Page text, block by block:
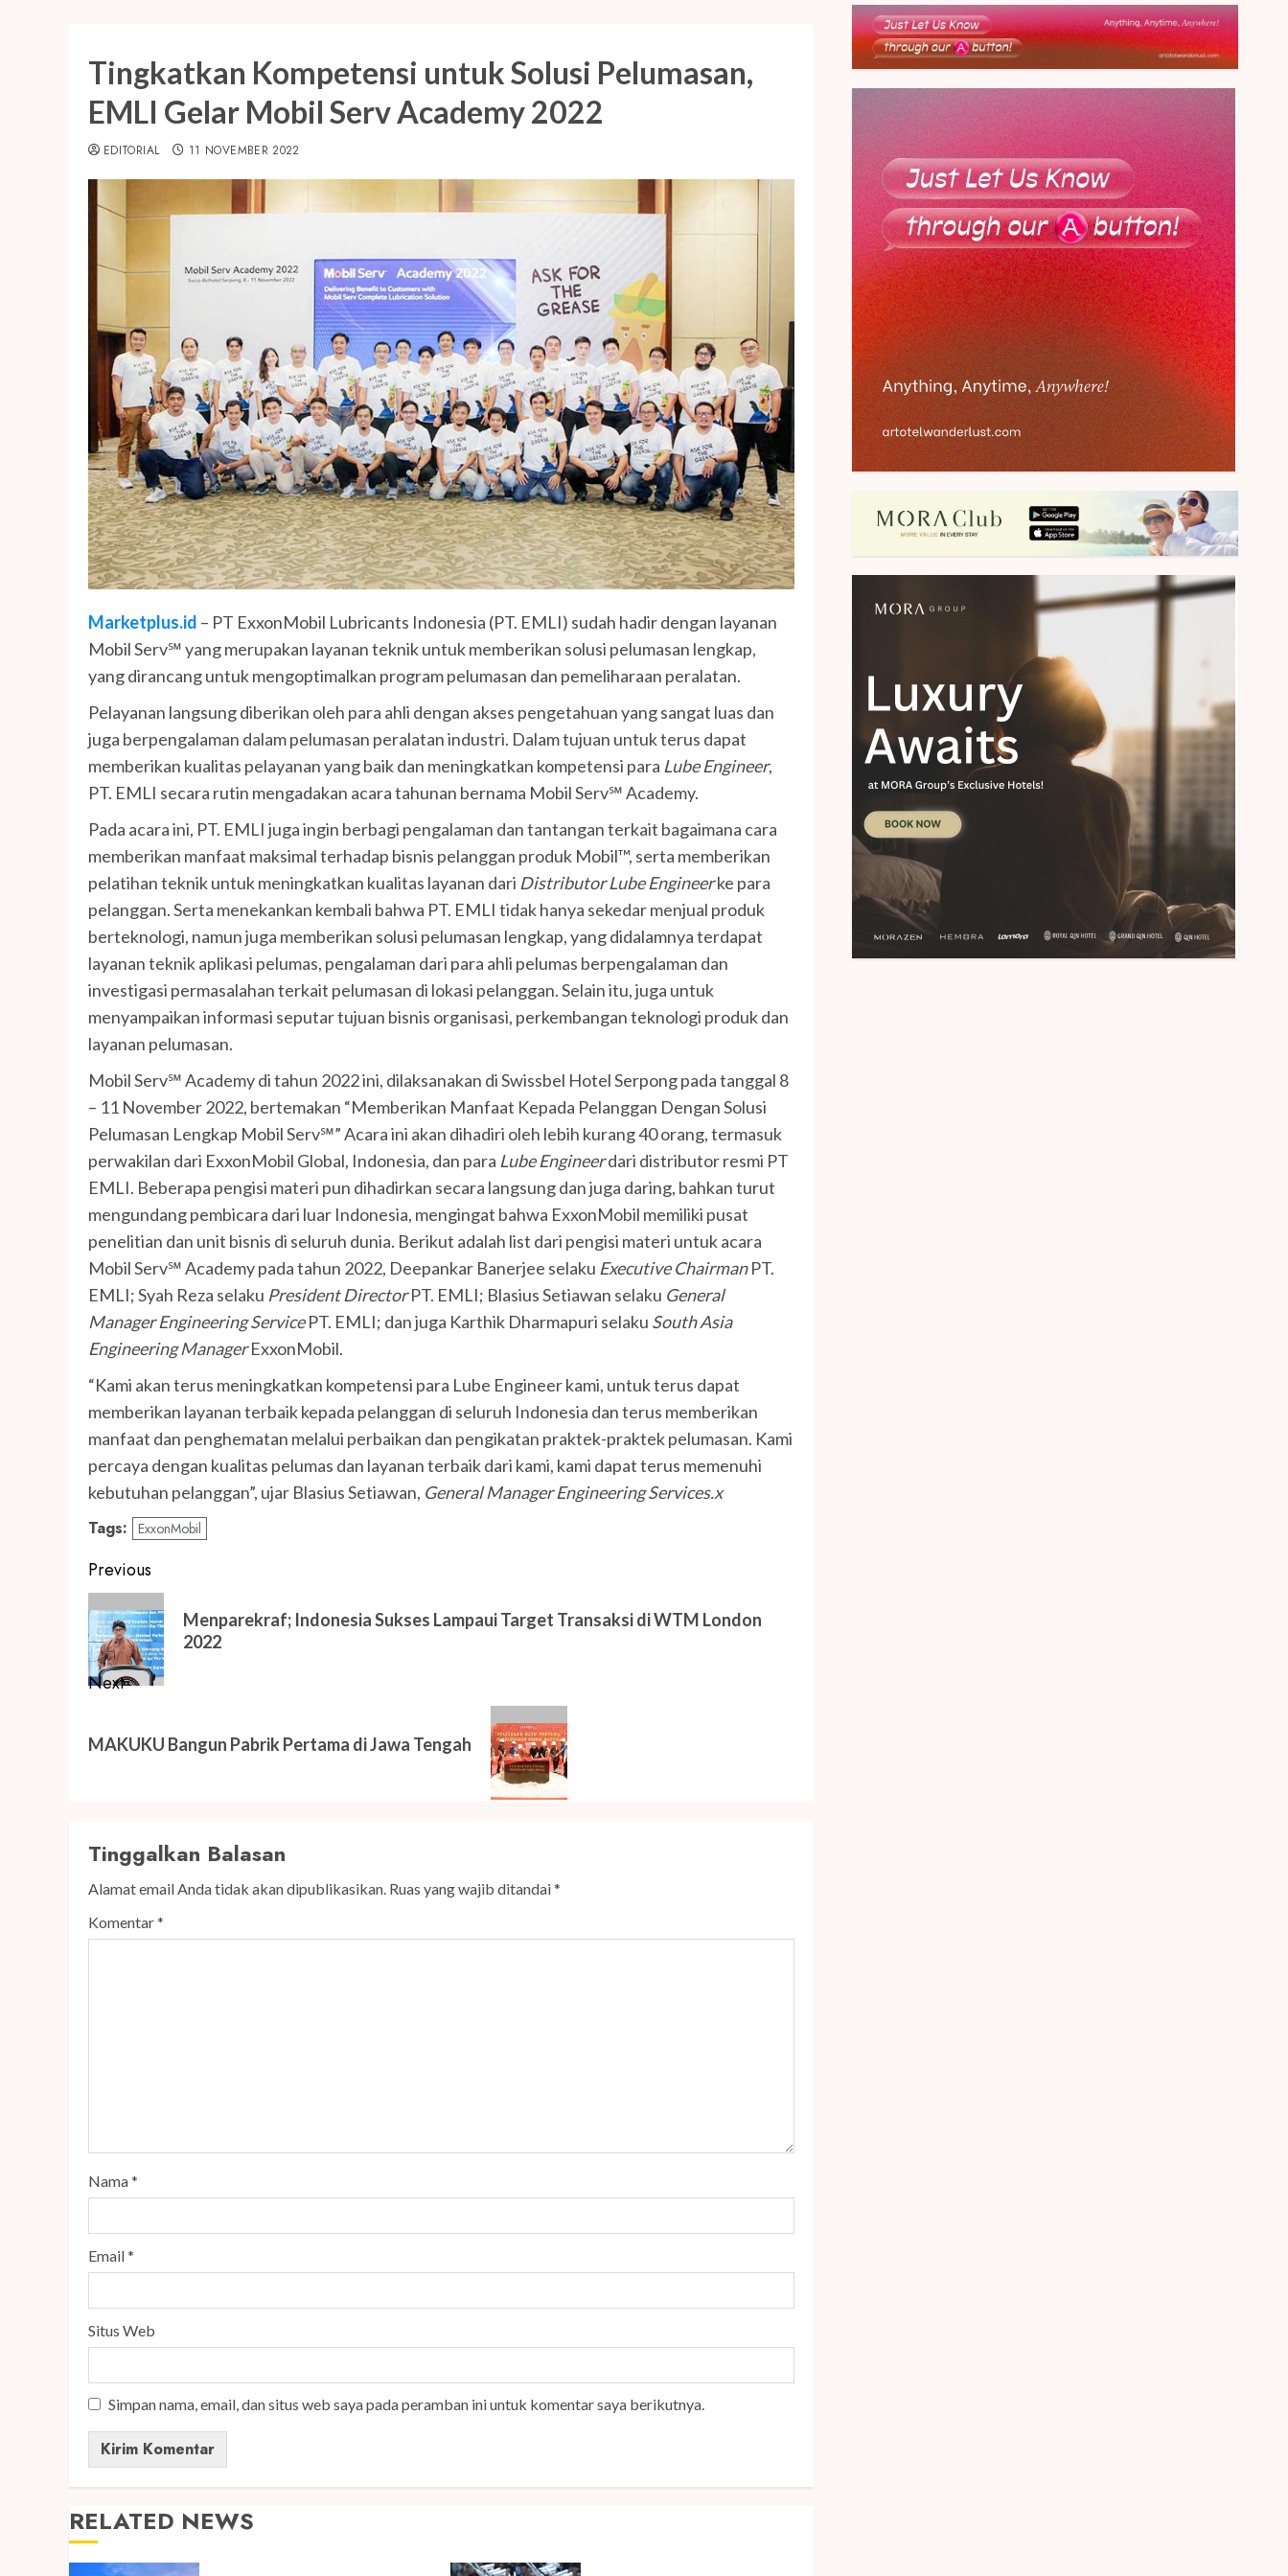
Tingkatkan Kompetensi untuk Solusi Pelumasan,
EMLI Gelar Mobil Serv Academy 2022
EDITORIAL 11 NOVEMBER 2022
Marketplus.id – PT ExxonMobil Lubricants Indonesia (PT. EMLI) sudah hadir dengan layanan
Mobil Serv℠ yang merupakan layanan teknik untuk memberikan solusi pelumasan lengkap,
yang dirancang untuk mengoptimalkan program pelumasan dan pemeliharaan peralatan.
Pelayanan langsung diberikan oleh para ahli dengan akses pengetahuan yang sangat luas dan
juga berpengalaman dalam pelumasan peralatan industri. Dalam tujuan untuk terus dapat
memberikan kualitas pelayanan yang baik dan meningkatkan kompetensi para Lube Engineer,
PT. EMLI secara rutin mengadakan acara tahunan bernama Mobil Serv℠ Academy.
Pada acara ini, PT. EMLI juga ingin berbagi pengalaman dan tantangan terkait bagaimana cara
memberikan manfaat maksimal terhadap bisnis pelanggan produk Mobil™, serta memberikan
pelatihan teknik untuk meningkatkan kualitas layanan dari Distributor Lube Engineerke para
pelanggan. Serta menekankan kembali bahwa PT. EMLI tidak hanya sekedar menjual produk
berteknologi, namun juga memberikan solusi pelumasan lengkap, yang didalamnya terdapat
layanan teknik aplikasi pelumas, pengalaman dari para ahli pelumas berpengalaman dan
investigasi permasalahan terkait pelumasan di lokasi pelanggan. Selain itu, juga untuk
menyampaikan informasi seputar tujuan bisnis organisasi, perkembangan teknologi produk dan
layanan pelumasan.
Mobil Serv℠ Academy di tahun 2022 ini, dilaksanakan di Swissbel Hotel Serpong pada tanggal 8
– 11 November 2022, bertemakan “Memberikan Manfaat Kepada Pelanggan Dengan Solusi
Pelumasan Lengkap Mobil Serv℠” Acara ini akan dihadiri oleh lebih kurang 40 orang, termasuk
perwakilan dari ExxonMobil Global, Indonesia, dan para Lube Engineerdari distributor resmi PT
EMLI. Beberapa pengisi materi pun dihadirkan secara langsung dan juga daring, bahkan turut
mengundang pembicara dari luar Indonesia, mengingat bahwa ExxonMobil memiliki pusat
penelitian dan unit bisnis di seluruh dunia. Berikut adalah list dari pengisi materi untuk acara
Mobil Serv℠ Academy pada tahun 2022, Deepankar Banerjee selaku Executive ChairmanPT.
EMLI; Syah Reza selaku President DirectorPT. EMLI; Blasius Setiawan selaku General
Manager Engineering ServicePT. EMLI; dan juga Karthik Dharmapuri selaku South Asia
Engineering ManagerExxonMobil.
“Kami akan terus meningkatkan kompetensi para Lube Engineer kami, untuk terus dapat
memberikan layanan terbaik kepada pelanggan di seluruh Indonesia dan terus memberikan
manfaat dan penghematan melalui perbaikan dan pengikatan praktek-praktek pelumasan. Kami
percaya dengan kualitas pelumas dan layanan terbaik dari kami, kami dapat terus memenuhi
kebutuhan pelanggan”, ujar Blasius Setiawan, General Manager Engineering Services.x
Tags: ExxonMobil
Post
navigation
Previous
Previous
post:
Menparekraf; Indonesia Sukses Lampaui Target Transaksi di WTM London
2022
Next
post:
MAKUKU Bangun Pabrik Pertama di Jawa Tengah
Tinggalkan Balasan
Alamat email Anda tidak akan dipublikasikan. Ruas yang wajib ditandai*
Komentar*
Nama*
Email*
Situs Web
Simpan nama, email, dan situs web saya pada peramban ini untuk komentar saya berikutnya.
RELATED NEWS